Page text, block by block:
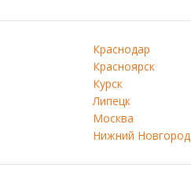
Краснодар
Красноярск
Курск
Липецк
Москва
Нижний Новгород